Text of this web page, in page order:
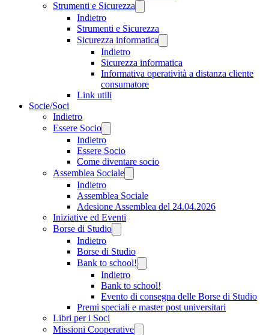
Strumenti e Sicurezza
Indietro
Strumenti e Sicurezza
Sicurezza informatica
Indietro
Sicurezza informatica
Informativa operatività a distanza cliente
consumatore
Link utili
Socie/Soci
Indietro
Essere Socio
Indietro
Essere Socio
Come diventare socio
Assemblea Sociale
Indietro
Assemblea Sociale
Adesione Assemblea del 24.04.2026
Iniziative ed Eventi
Borse di Studio
Indietro
Borse di Studio
Bank to school!
Indietro
Bank to school!
Evento di consegna delle Borse di Studio
Premi speciali e master post universitari
Libri per i Soci
Missioni Cooperative